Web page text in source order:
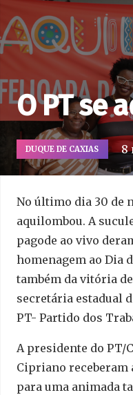
O PT se
DUQUE DE CAXIAS 8
No último dia 30 de
aquilombou. A
pagode ao vivo
homenagem ao Dia
também da vitória
secretária estadual
PT- Partido dos
A presidente do PT/
Cipriano
para uma animada